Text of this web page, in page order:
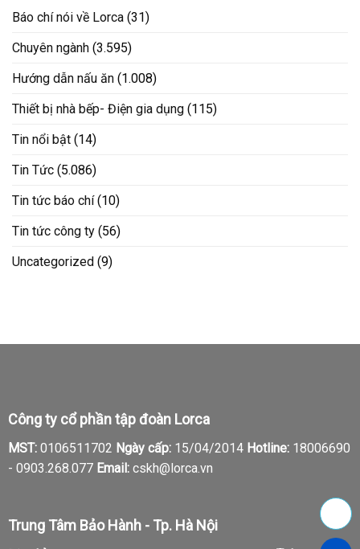
Báo chí nói về Lorca (31)
Chuyên ngành (3.595)
Hướng dẫn nấu ăn (1.008)
Thiết bị nhà bếp- Điện gia dụng (115)
Tin nổi bật (14)
Tin Tức (5.086)
Tin tức báo chí(10)
Tin tức công ty (56)
Uncategorized (9)
Công ty cổ phần tập đoàn Lorca
MST:0106511702 Ngày cấp:15/04/2014 Hotline:18006690
- 0903.268.077 Email:cskh@lorca.vn
Trung Tâm Bảo Hành - Tp. Hà Nội